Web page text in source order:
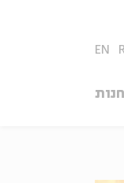
EN
חנות